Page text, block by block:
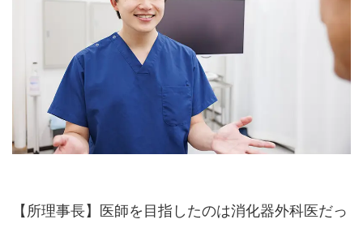
【所理事長】医師を目指したのは消化器外科医だっ